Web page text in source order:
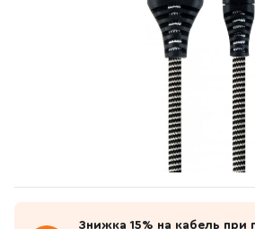
Знижка 15% на кабель при